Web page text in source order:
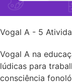
Vogal A - 5
Vogal A na
lúdicas para
consciência